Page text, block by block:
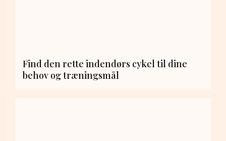
Find den rette indendørs cykel til dine
behov og træningsmål